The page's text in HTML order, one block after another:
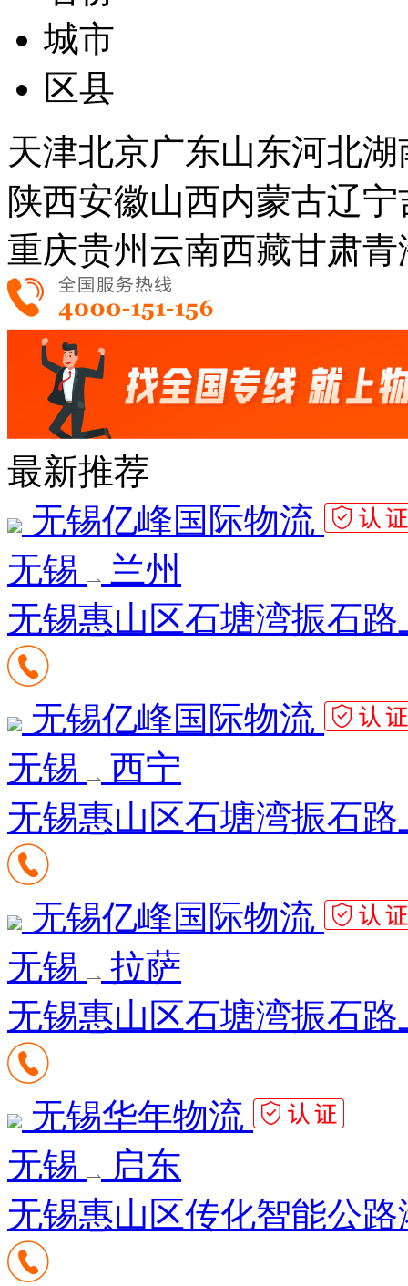
城市
区县
天津北京广东山东河北湖
陕西安徽山西内蒙古辽宁
重庆贵州 云南西藏甘肃青
最新推荐
无锡亿峰国际物流
无锡
兰州
无锡惠山区石塘湾振石
无锡亿峰国际物流
无锡
西宁
无锡惠山区石塘湾振石
无锡亿峰国际物流
无锡
拉萨
无锡惠山区石塘湾振石
无锡华年物流
无锡
启东
无锡惠山区传化智能公